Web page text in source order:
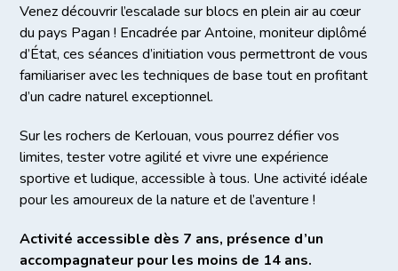
Venez découvrir l’escalade sur blocs en plein air au cœur
du pays Pagan ! Encadrée par Antoine, moniteur diplômé
d’État, ces séances d’initiation vous permettront de vous
familiariser avec les techniques de base tout en profitant
d’un cadre naturel exceptionnel.
Sur les rochers de Kerlouan, vous pourrez défier vos
limites, tester votre agilité et vivre une expérience
sportive et ludique, accessible à tous. Une activité idéale
pour les amoureux de la nature et de l’aventure !
Activité accessible dès 7 ans, présence d’un
accompagnateur pour les moins de 14 ans.